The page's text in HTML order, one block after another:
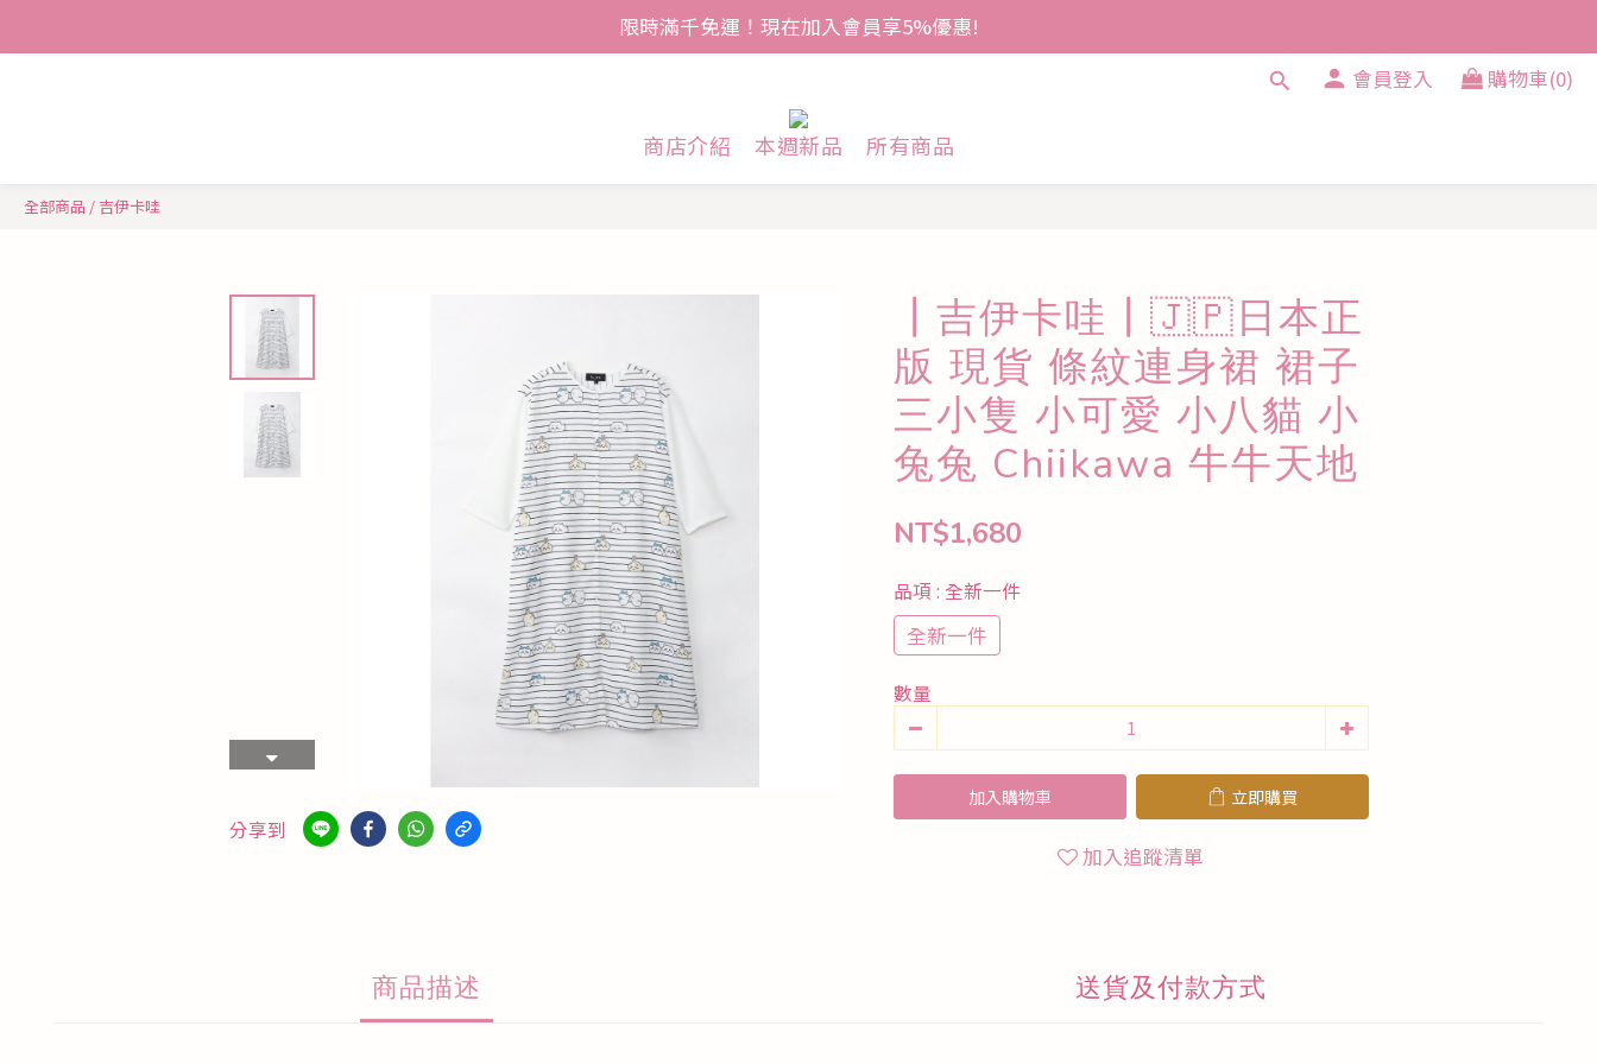
限時滿千免運！現在加入會員享5%優惠!
會員登入
購物車(0)
商店介紹 本週新品 所有商品
全部商品 / 吉伊卡哇
分享到
┃吉伊卡哇┃🇯🇵日本正
版 現貨 條紋連身裙 裙子
三小隻 小可愛 小八貓 小
兔兔 Chiikawa 牛牛天地
NT$1,680
品項 : 全新一件
全新一件
數量
加入購物車 立即購買
加入追蹤清單
商品描述 送貨及付款方式